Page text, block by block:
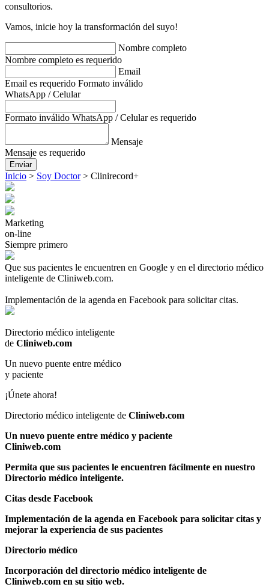
consultorios.
Vamos, inicie hoy la transformación del suyo!
Nombre completo
Nombre completo es requerido
Email
Email es requerido Formato inválido
WhatsApp / Celular
Formato inválido WhatsApp / Celular es requerido
Mensaje
Mensaje es requerido
Enviar
Inicio > Soy Doctor > Clinirecord+
Marketing
on-line
Siempre primero
Que sus pacientes le encuentren en Google y en el directorio médico
inteligente de Cliniweb.com.
Implementación de la agenda en Facebook para solicitar citas.
Directorio médico inteligente
de Cliniweb.com
Un nuevo puente entre médico
y paciente
¡Únete ahora!
Directorio médico inteligente de Cliniweb.com
Un nuevo puente entre médico y paciente
Cliniweb.com
Permita que sus pacientes le encuentren fácilmente en nuestro
Directorio médico inteligente.
Citas desde Facebook
Implementación de la agenda en Facebook para solicitar citas y
mejorar la experiencia de sus pacientes
Directorio médico
Incorporación del directorio médico inteligente de
Cliniweb.com en su sitio web.